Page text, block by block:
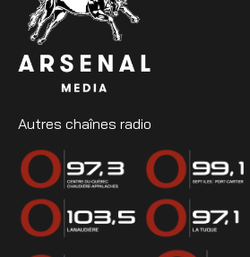
Autres chaînes radio